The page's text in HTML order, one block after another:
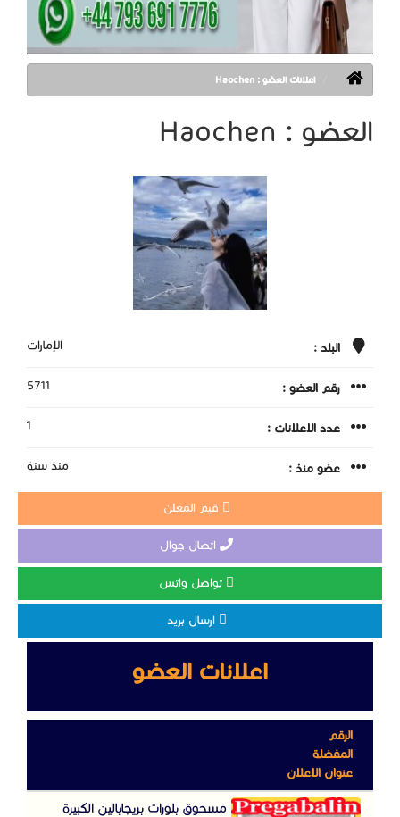
اعلانات العضو : Haochen
العضو : Haochen
البلد : الإمارات
رقم العضو : 5711
عدد الاعلانات : 1
عضو منذ : منذ سنة
قيم المعلن
اتصال جوال
تواصل واتس
ارسال بريد
اعلانات العضو
الرقم
المفضلة
عنوان الاعلان
مسحوق بلورات بريجابالين الكبيرة